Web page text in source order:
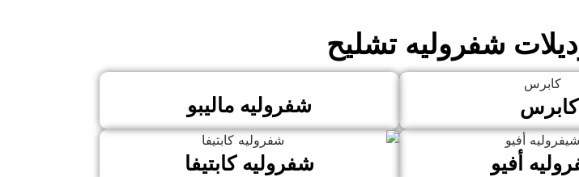
شفروليه تشليح
كابرس شفروليه ماليبو
أفيو شفروليه كابتيفا